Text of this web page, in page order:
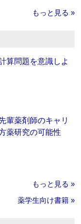
もっと見る »
算問題を意識しよ
輩薬剤師のキャリ
薬研究の可能性
もっと見る »
薬学生向け書籍 »